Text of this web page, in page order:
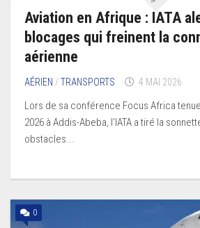
Aviation en Afrique : IATA
blocages qui freinent la
aérienne
AÉRIEN /TRANSPORTS 4 MAI 2026
Lors de sa conférence Focus Africa
2026 à Addis-Abeba, l’IATA a tiré la
obstacles...
0